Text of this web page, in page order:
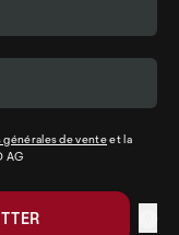
de venteet la
AG